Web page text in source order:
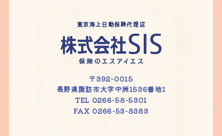
東京海上日動保険代理店
〒392-0015
長野県諏訪市大字中洲1536番地1
TEL 0266-58-5301
FAX 0266-53-8383